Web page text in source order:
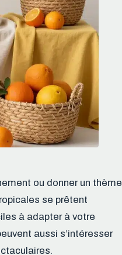
ou donner un thème
se prêtent
à adapter à votre
aussi s’intéresser